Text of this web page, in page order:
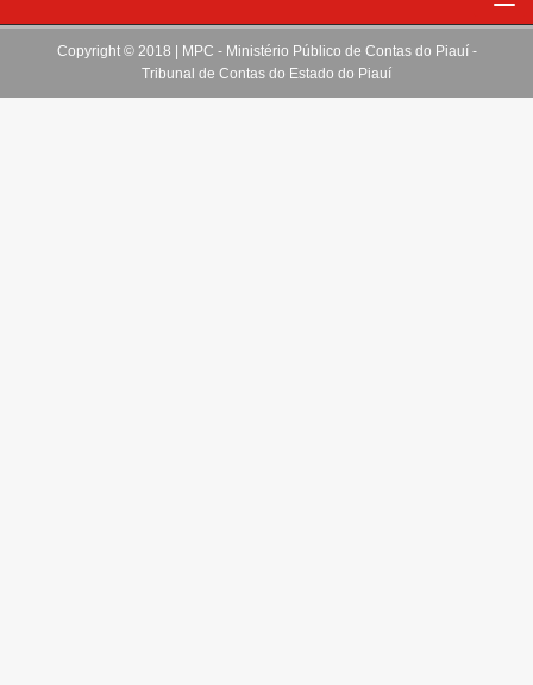
Copyright © 2018 | MPC - Ministério Público de Contas do Piauí -
Tribunal de Contas do Estado do Piauí